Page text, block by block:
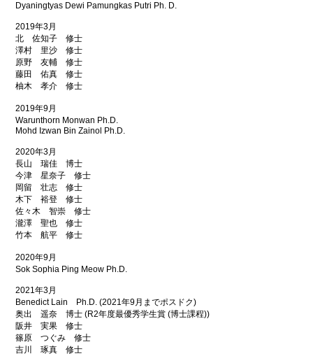
Dyaningtyas Dewi Pamungkas Putri Ph. D.
2019年3月
北 佐知子 修士
澤村 里沙 修士
原野 友輔 修士
藤田 佑真 修士
柚木 孝介 修士
2019年9月
Warunthorn Monwan Ph.D.
Mohd Izwan Bin Zainol Ph.D.
2020年3月
長山 瑞佳 博士
今津 星奈子 修士
岡留 壮志 修士
木下 裕登 修士
佐々木 智崇 修士
瀧澤 聖也 修士
竹本 航平 修士
2020年9月
Sok Sophia Ping Meow Ph.D.
2021年3月
Benedict Lain Ph.D. (2021年9月までポスドク)
奥出 遥奈 博士 (R2年度最優秀学生賞 (博士課程))
阪井 実果 修士
篠原 つぐみ 修士
吉川 琢真 修士